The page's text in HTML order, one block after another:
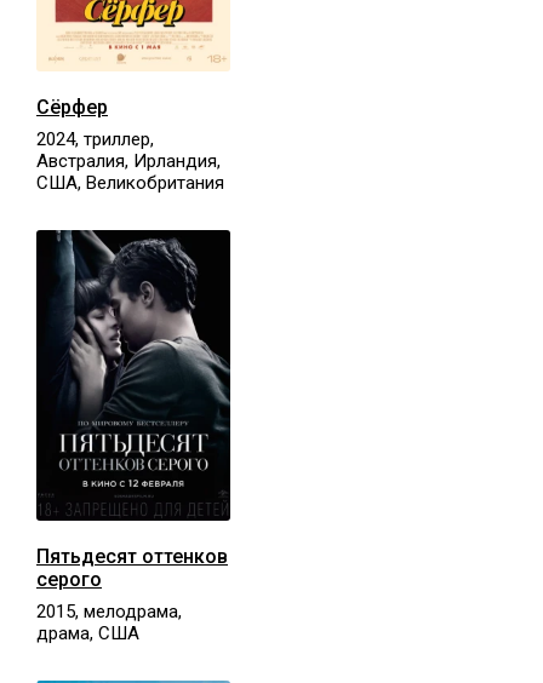
Сёрфер
2024, триллер,
Австралия, Ирландия,
США, Великобритания
Пятьдесят оттенков
серого
2015, мелодрама,
драма, США